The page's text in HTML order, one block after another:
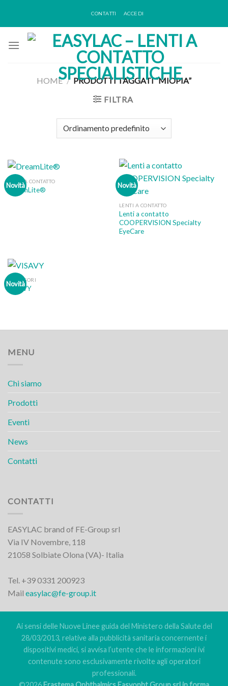
CONTATTI ACCEDI
HOME / PRODOTTI TAGGATI “MIOPIA”
FILTRA
Novità
LENTI A CONTATTO
DreamLite®
Novità
LENTI A CONTATTO
Lenti a contatto
COOPERVISION Specialty
EyeCare
Novità
ACCESSORI
VISAVY
MENU
Chi siamo
Prodotti
Eventi
News
Contatti
CONTATTI
EASYLAC brand of FE-Group srl
Via IV Novembre, 118
21058 Solbiate Olona (VA)- Italia
Tel. +39 0331 200923
Mail easylac@fe-group.it
Ai sensi delle Nuove Linee guida del Ministero della Salute del
28/03/2013, relative alla pubblicità sanitaria concernente i
dispositivi medici, si avvisa l’utente che le informazioni ivi
contenute sono esclusivamente rivolte agli operatori
professionali.